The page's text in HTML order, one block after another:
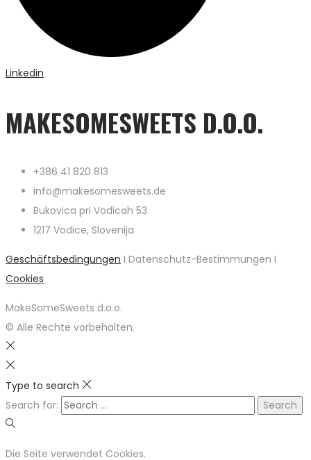
Linkedin
MAKESOMESWEETS D.O.O.
+386 41 820 813
info@makesomesweets.de
Bukovica pri Vodicah 53
1217 Vodice, Slovenija
Geschäftsbedingungen I Datenschutz-Bestimmungen I
Cookies
MakeSomeSweets d.o.o.
© Alle Rechte vorbehalten.
Type to search
Search for:
Die Seite verwendet Cookies.